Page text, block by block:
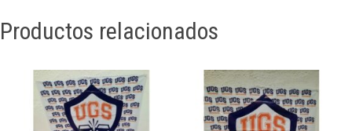
Productos relacionados